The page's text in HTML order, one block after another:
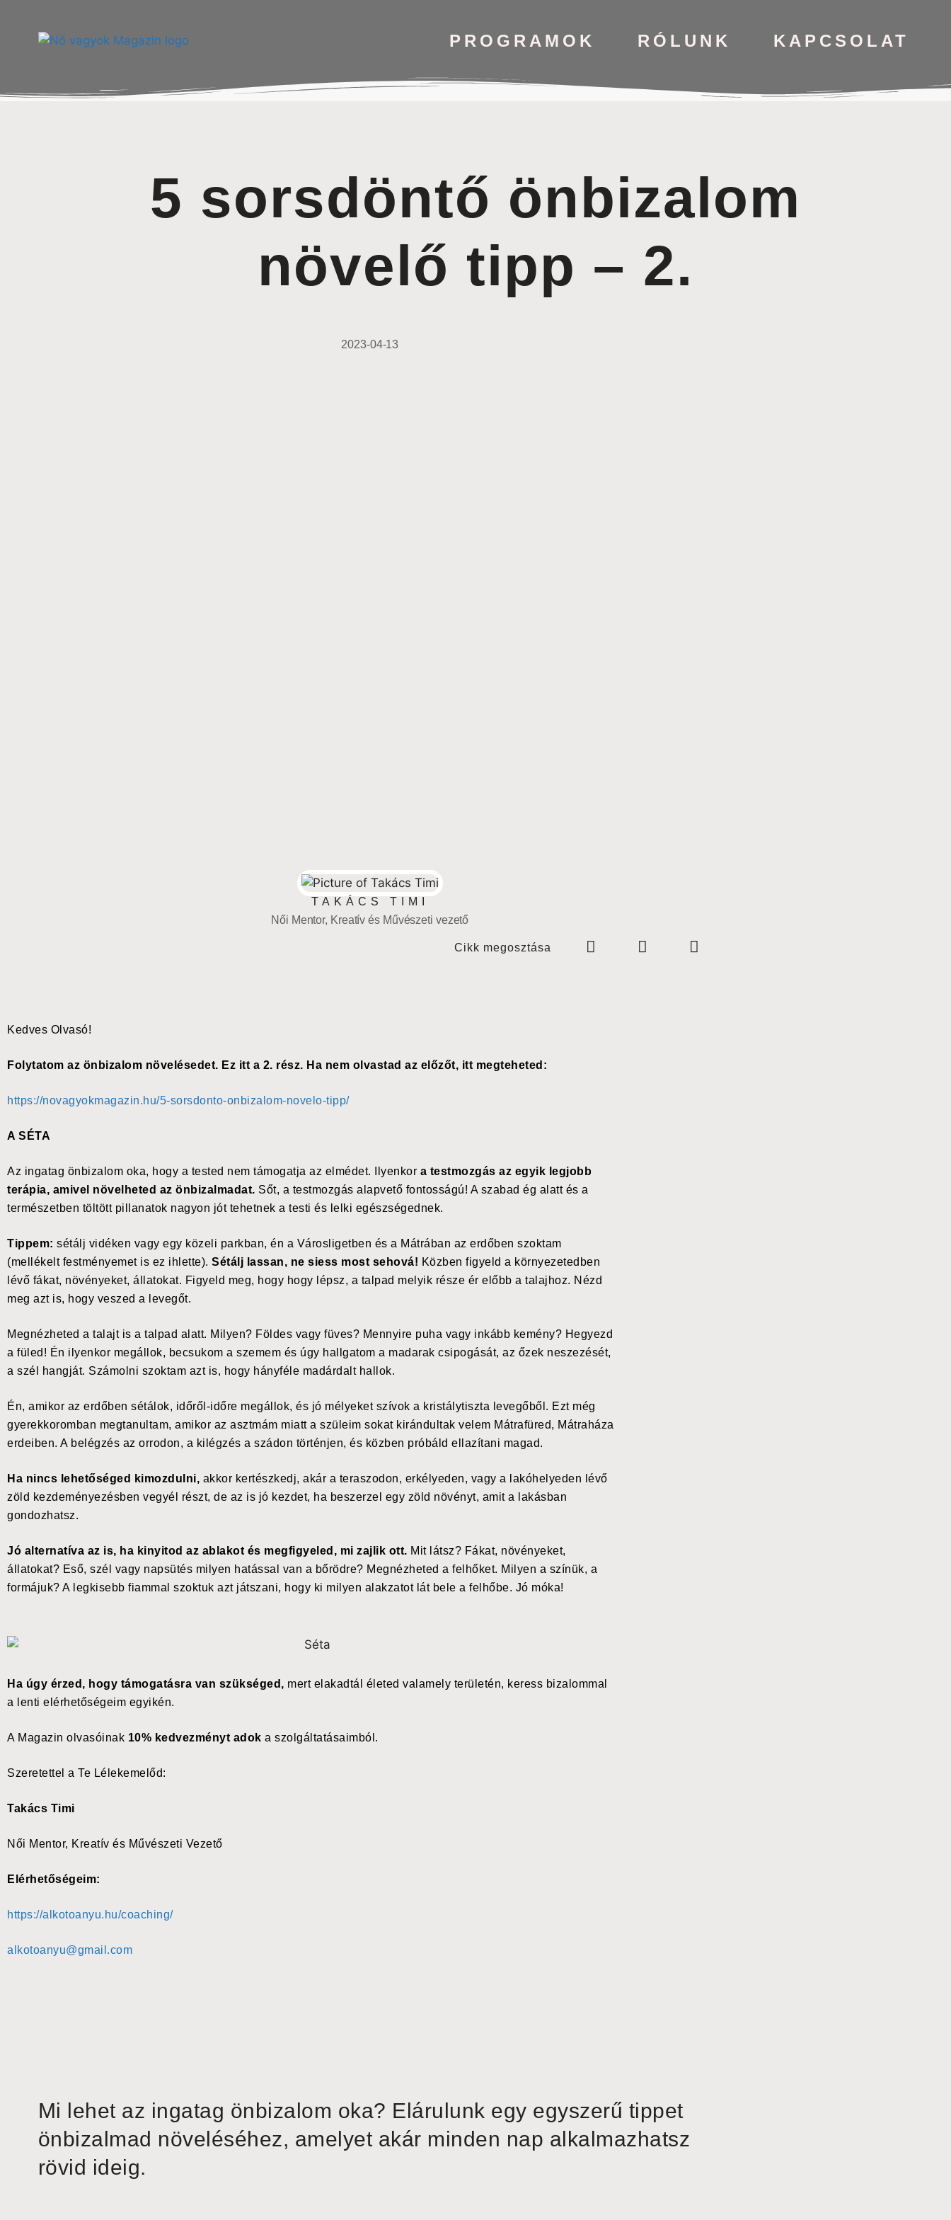
PROGRAMOK RÓLUNK KAPCSOLAT
5 sorsdöntő önbizalom
növelő tipp – 2.
2023-04-13
TAKÁCS TIMI
Női Mentor, Kreatív és Művészeti vezető
Cikk megosztása
Kedves Olvasó!
Folytatom az önbizalom növelésedet. Ez itt a 2. rész. Ha nem olvastad az előzőt, itt megteheted:
https://novagyokmagazin.hu/5-sorsdonto-onbizalom-novelo-tipp/
A SÉTA
Az ingatag önbizalom oka, hogy a tested nem támogatja az elmédet. Ilyenkor a testmozgás az egyik legjobb
terápia, amivel növelheted az önbizalmadat. Sőt, a testmozgás alapvető fontosságú! A szabad ég alatt és a
természetben töltött pillanatok nagyon jót tehetnek a testi és lelki egészségednek.
Tippem: sétálj vidéken vagy egy közeli parkban, én a Városligetben és a Mátrában az erdőben szoktam
(mellékelt festményemet is ez ihlette). Sétálj lassan, ne siess most sehová! Közben figyeld a környezetedben
lévő fákat, növényeket, állatokat. Figyeld meg, hogy hogy lépsz, a talpad melyik része ér előbb a talajhoz. Nézd
meg azt is, hogy veszed a levegőt.
Megnézheted a talajt is a talpad alatt. Milyen? Földes vagy füves? Mennyire puha vagy inkább kemény? Hegyezd
a füled! Én ilyenkor megállok, becsukom a szemem és úgy hallgatom a madarak csipogását, az őzek neszezését,
a szél hangját. Számolni szoktam azt is, hogy hányféle madárdalt hallok.
Én, amikor az erdőben sétálok, időről-időre megállok, és jó mélyeket szívok a kristálytiszta levegőből. Ezt még
gyerekkoromban megtanultam, amikor az asztmám miatt a szüleim sokat kirándultak velem Mátrafüred, Mátraháza
erdeiben. A belégzés az orrodon, a kilégzés a szádon történjen, és közben próbáld ellazítani magad.
Ha nincs lehetőséged kimozdulni, akkor kertészkedj, akár a teraszodon, erkélyeden, vagy a lakóhelyeden lévő
zöld kezdeményezésben vegyél részt, de az is jó kezdet, ha beszerzel egy zöld növényt, amit a lakásban
gondozhatsz.
Jó alternatíva az is, ha kinyitod az ablakot és megfigyeled, mi zajlik ott. Mit látsz? Fákat, növényeket,
állatokat? Eső, szél vagy napsütés milyen hatással van a bőrödre? Megnézheted a felhőket. Milyen a színük, a
formájuk? A legkisebb fiammal szoktuk azt játszani, hogy ki milyen alakzatot lát bele a felhőbe. Jó móka!
Ha úgy érzed, hogy támogatásra van szükséged, mert elakadtál életed valamely területén, keress bizalommal
a lenti elérhetőségeim egyikén.
A Magazin olvasóinak 10% kedvezményt adok a szolgáltatásaimból.
Szeretettel a Te Lélekemelőd:
Takács Timi
Női Mentor, Kreatív és Művészeti Vezető
Elérhetőségeim:
https://alkotoanyu.hu/coaching/
alkotoanyu@gmail.com
Mi lehet az ingatag önbizalom oka? Elárulunk egy egyszerű tippet
önbizalmad növeléséhez, amelyet akár minden nap alkalmazhatsz
rövid ideig.